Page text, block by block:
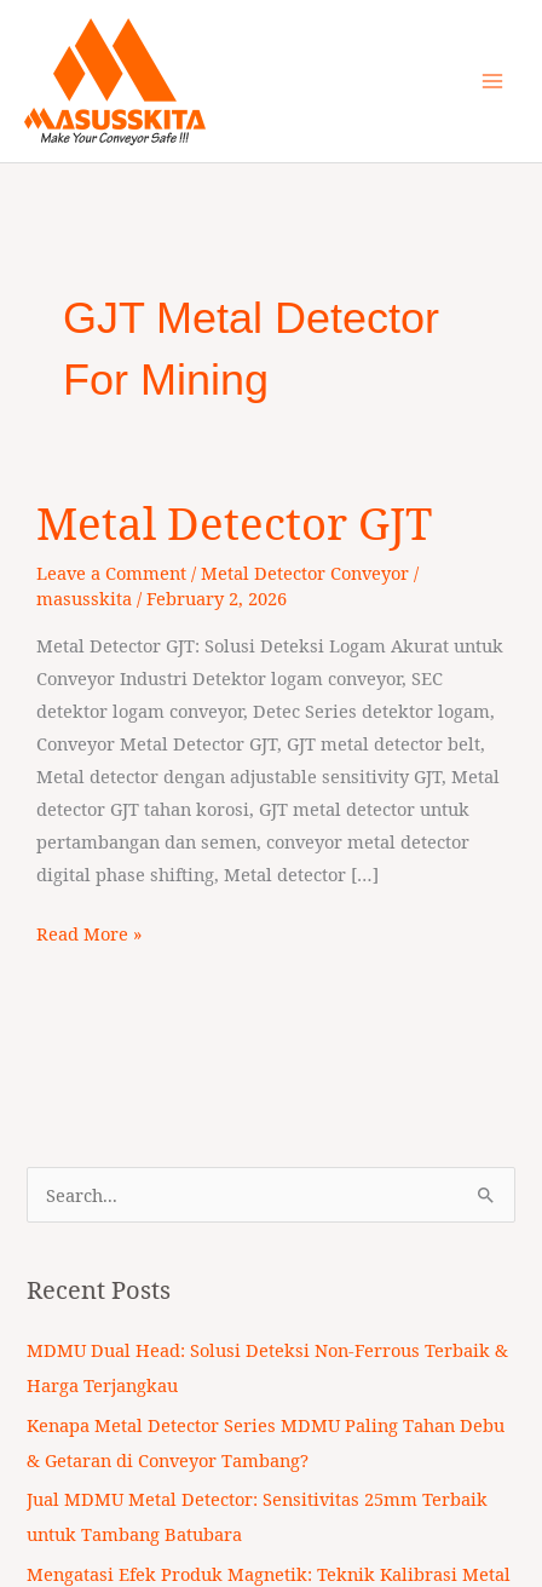
content
GJT Metal Detector
For Mining
Metal Detector GJT
Leave a Comment / Metal Detector Conveyor/
masusskita / February 2, 2026
Metal Detector GJT: Solusi Deteksi Logam Akurat untuk
Conveyor Industri Detektor logam conveyor, SEC
detektor logam conveyor, Detec Series detektor logam,
Conveyor Metal Detector GJT, GJT metal detector belt,
Metal detector dengan adjustable sensitivity GJT, Metal
detector GJT tahan korosi, GJT metal detector untuk
pertambangan dan semen, conveyor metal detector
digital phase shifting, Metal detector […]
Detector
Read More »
r
c
h
:
Recent Posts
MDMU Dual Head: Solusi Deteksi Non-Ferrous Terbaik &
Harga Terjangkau
Kenapa Metal Detector Series MDMU Paling Tahan Debu
& Getaran di Conveyor Tambang?
Jual MDMU Metal Detector: Sensitivitas 25mm Terbaik
untuk Tambang Batubara
Mengatasi Efek Produk Magnetik: Teknik Kalibrasi Metal